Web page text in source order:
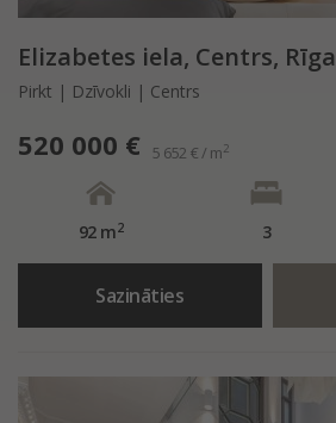
Elizabetes iela, Centrs, Rīga
Pirkt | Dzīvokli | Centrs
520 000 € 5 652 € / m2
92 m2 3
Sazināties